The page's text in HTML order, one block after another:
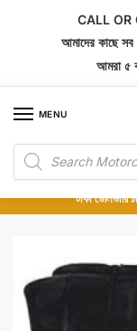
CALL OR
আমাদের কাছে সব
আমরা ৫
MENU
Products
search
১০০% অরিজিনাল পার্টস –
অর্ডার করার পর পার্টের
টাকা